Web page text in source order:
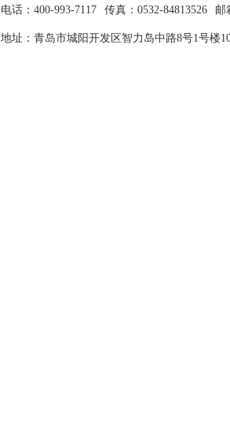
电话：400-993-7117 传真：0532-84813526 邮
地址：青岛市城阳开发区智力岛中路8号1号楼